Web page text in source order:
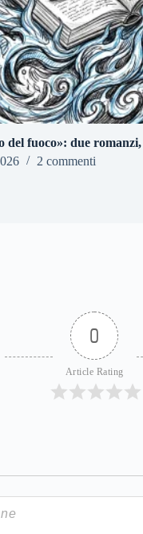
del fuoco»: due
2 commenti
0
Article Rating